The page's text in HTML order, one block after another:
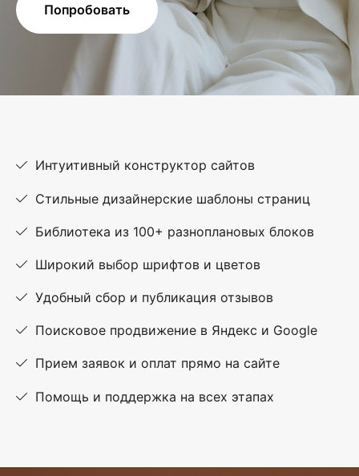
Попробовать
Интуитивный конструктор сайтов
Стильные дизайнерские шаблоны страниц
Библиотека из 100+ разноплановых блоков
Широкий выбор шрифтов и цветов
Удобный сбор и публикация отзывов
Поисковое продвижение в Яндекс и Google
Прием заявок и оплат прямо на сайте
Помощь и поддержка на всех этапах